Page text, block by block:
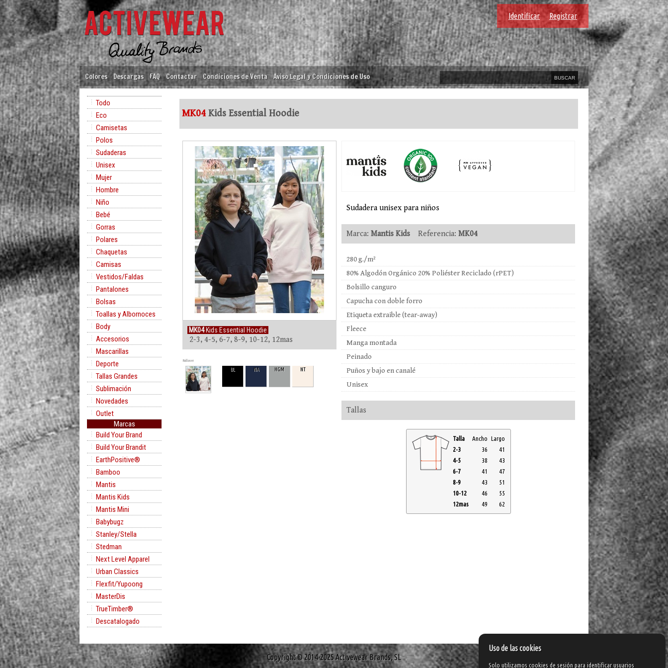
Identificar Registrar
Colores Descargas FAQ Contactar Condiciones de Venta Aviso Legal y Condiciones de Uso
Todo
Eco
Camisetas
Polos
Sudaderas
Unisex
Mujer
Hombre
Niño
Bebé
Gorras
Polares
Chaquetas
Camisas
Vestidos/Faldas
Pantalones
Bolsas
Toallas y Albornoces
Body
Accesorios
Mascarillas
Deporte
Tallas Grandes
Sublimación
Novedades
Outlet
Marcas
Build Your Brand
Build Your Brandit
EarthPositive®
Bamboo
Mantis
Mantis Kids
Mantis Mini
Babybugz
Stanley/Stella
Stedman
Next Level Apparel
Urban Classics
Flexfit/Yupoong
MasterDis
TrueTimber®
Descatalogado
MK04 Kids Essential Hoodie
MK04Kids Essential Hoodie
2-3, 4-5, 6-7, 8-9, 10-12, 12mas
Rollover
BL NA HGM NT
Sudadera unisex para niños
Marca: Mantis Kids Referencia: MK04
280 g./m²
80% Algodón Orgánico 20% Poliéster Reciclado (rPET)
Bolsillo canguro
Capucha con doble forro
Etiqueta extraible (tear-away)
Fleece
Manga montada
Peinado
Puños y bajo en canalé
Unisex
Tallas
Talla Ancho Largo
2-3
36
41
4-5
38
43
6-7
41
47
8-9
43
51
10-12
46
55
12mas
49 62
Copyright © 2014-2025 Activewear Brands, SL
Uso de las cookies
Solo utilizamos cookies de sesión para identificar usuarios